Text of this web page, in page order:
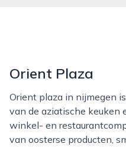
Orient Plaza
Orient plaza in nijmegen is een begrip voor liefhebbers
van de aziatische keuken
winkel- en
van oosterse producten,